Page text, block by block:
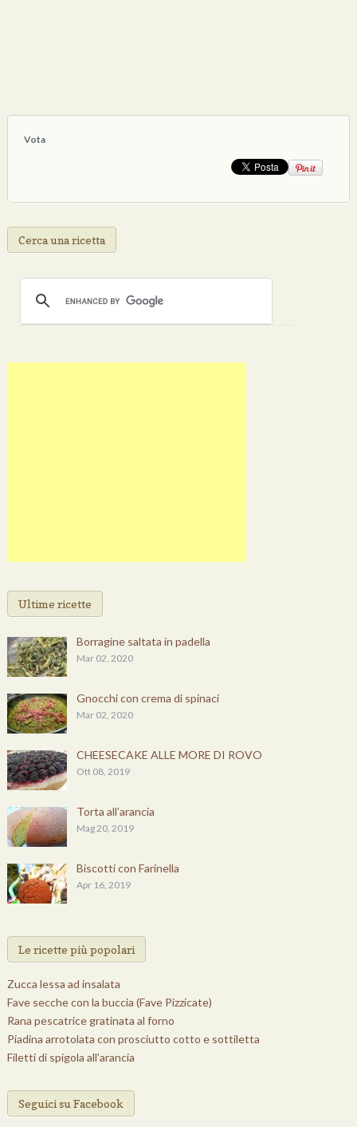
Vota
Cerca una ricetta
Ultime ricette
Borragine saltata in padella
Mar 02, 2020
Gnocchi con crema di spinaci
Mar 02, 2020
CHEESECAKE ALLE MORE DI ROVO
Ott 08, 2019
Torta all’arancia
Mag 20, 2019
Biscotti con Farinella
Apr 16, 2019
Le ricette più popolari
Zucca lessa ad insalata
Fave secche con la buccia (Fave Pizzicate)
Rana pescatrice gratinata al forno
Piadina arrotolata con prosciutto cotto e sottiletta
Filetti di spigola all’arancia
Seguici su Facebook